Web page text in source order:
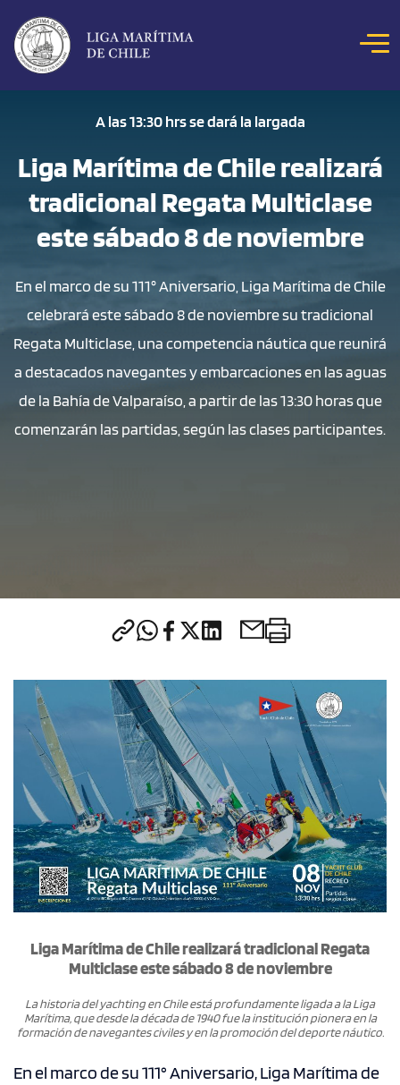
NOTICIAS
CONCURSOS
REVISTA MAR
HITOS MARÍTIMOS
BIBLIOTECA DIGITAL
A las 13:30 hrs se dará la largada
Liga Marítima de Chile realizará
tradicional Regata Multiclase
este sábado 8 de noviembre
En el marco de su 111° Aniversario, Liga Marítima de Chile
celebrará este sábado 8 de noviembre su tradicional
Regata Multiclase, una competencia náutica que reunirá
a destacados navegantes y embarcaciones en las aguas
de la Bahía de Valparaíso, a partir de las 13:30 horas que
comenzarán las partidas, según las clases participantes.
Liga Marítima de Chile realizará tradicional Regata
Multiclase este sábado 8 de noviembre
La historia del yachting en Chile está profundamente ligada a la Liga
Marítima, que desde la década de 1940 fue la institución pionera en la
formación de navegantes civiles y en la promoción del deporte náutico.
En el marco de su 111° Aniversario, Liga Marítima de